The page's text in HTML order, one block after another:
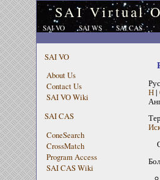
SAI Virtual
SAI VO SAI WS SAI CAS
SAI VO
About Us
Contact Us
SAI VO Wiki
SAI CAS
ConeSearch
CrossMatch
Program Access
SAI CAS Wiki
Н|